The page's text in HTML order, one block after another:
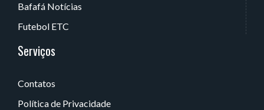
Bafafá Notícias
Futebol ETC
Serviços
Contatos
Política de Privacidade